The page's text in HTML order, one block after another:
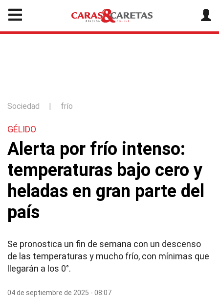
Sociedad | frío
GÉLIDO
Alerta por frío intenso:
temperaturas bajo cero y
heladas en gran parte del
país
Se pronostica un fin de semana con un descenso
de las temperaturas y mucho frío, con mínimas que
llegarán a los 0°.
04 de septiembre de 2025 - 08:07